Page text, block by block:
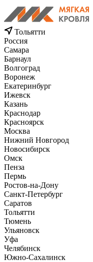
Тольятти
Россия
Самара
Барнаул
Волгоград
Воронеж
Екатеринбург
Ижевск
Казань
Краснодар
Красноярск
Москва
Нижний Новгород
Новосибирск
Омск
Пенза
Пермь
Ростов-на-Дону
Санкт-Петербург
Саратов
Тольятти
Тюмень
Ульяновск
Уфа
Челябинск
Южно-Сахалинск